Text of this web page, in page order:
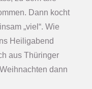
Dann kocht
„viel“. Wie
Heiligabend
aus Thüringer
dann